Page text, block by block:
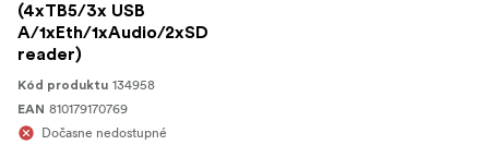
(4xTB5/3x USB
A/1xEth/1xAudio/2xSD
reader)
Kód produktu 134958
EAN 810179170769
Dočasne nedostupné